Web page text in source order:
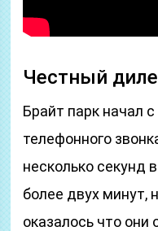
Честный
Брайт парк начал
телефонного
несколько секунд
более двух минут,
оказалось что они